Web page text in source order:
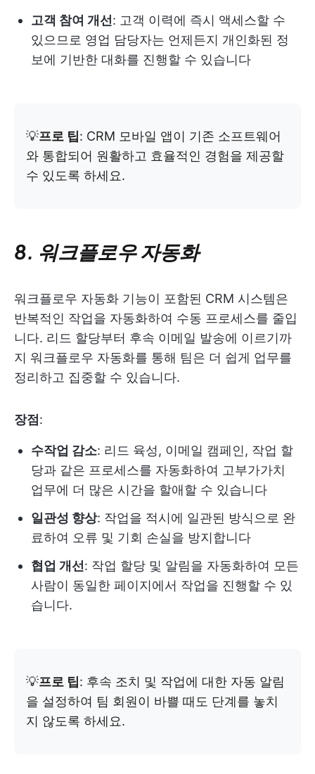
고객 참여 개선 : 고객 이력에 즉시 액세스할 수
있으므로 영업 담당자는 언제든지 개인화된 정
보에 기반한 대화를 진행할 수 있습니다
💡프로 팁: CRM 모바일 앱이 기존 소프트웨어
와 통합되어 원활하고 효율적인 경험을 제공할
수 있도록 하세요.
8. 워크플로우 자동화
워크플로우 자동화 기능이 포함된 CRM 시스템은
반복적인 작업을 자동화하여 수동 프로세스를 줄입
니다. 리드 할당부터 후속 이메일 발송에 이르기까
지 워크플로우 자동화를 통해 팀은 더 쉽게 업무를
정리하고 집중할 수 있습니다.
장점 :
수작업 감소: 리드 육성, 이메일 캠페인, 작업 할
당과 같은 프로세스를 자동화하여 고부가가치
업무에 더 많은 시간을 할애할 수 있습니다
일관성 향상: 작업을 적시에 일관된 방식으로 완
료하여 오류 및 기회 손실을 방지합니다
협업 개선 : 작업 할당 및 알림을 자동화하여 모든
사람이 동일한 페이지에서 작업을 진행할 수 있
습니다.
💡프로 팁: 후속 조치 및 작업에 대한 자동 알림
을 설정하여 팀 회원이 바쁠 때도 단계를 놓치
지 않도록 하세요.